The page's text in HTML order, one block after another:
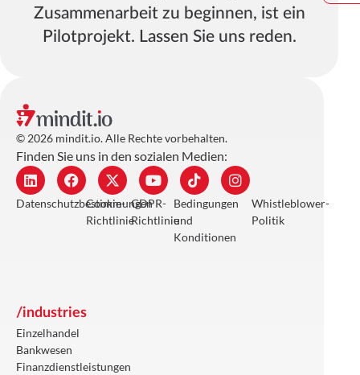
Zusammenarbeit zu beginnen, ist ein
Pilotprojekt. Lassen Sie uns reden.
© 2026 mindit.io. Alle Rechte vorbehalten.
Finden Sie uns in den sozialen Medien:
Datenschutzbestimmungen
Cookie-
Richtlinie
GDPR-
Richtlinie
Bedingungen
und
Konditionen
Whistleblower-
Politik
/industries
Einzelhandel
Bankwesen
Finanzdienstleistungen